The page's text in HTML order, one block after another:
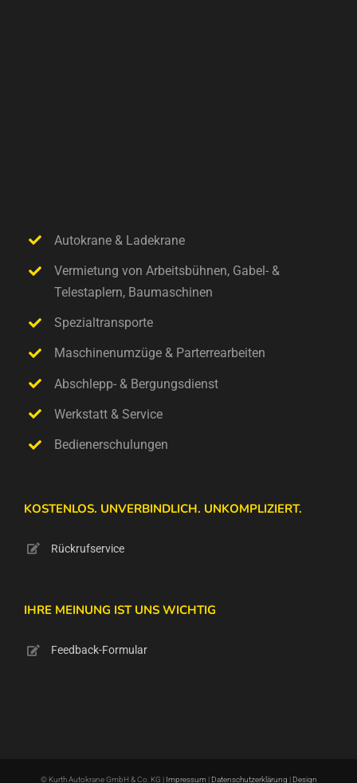
Autokrane & Ladekrane
Vermietung von Arbeitsbühnen, Gabel- &
Telestaplern, Baumaschinen
Spezialtransporte
Maschinenumzüge & Parterrearbeiten
Abschlepp- & Bergungsdienst
Werkstatt & Service
Bedienerschulungen
KOSTENLOS. UNVERBINDLICH. UNKOMPLIZIERT.
Rückrufservice
IHRE MEINUNG IST UNS WICHTIG
Feedback-Formular
© Kurth Autokrane GmbH & Co. KG | Impressum| Datenschutzerklärung | Design